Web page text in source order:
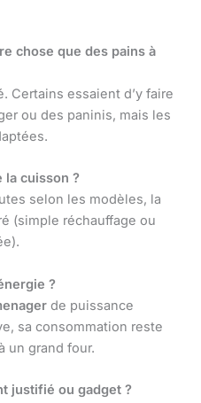
chose que des pains à
Certains essaient d’y faire
ou des paninis, mais les
la cuisson ?
selon les modèles, la
(simple réchauffage ou
?
de puissance
sa consommation reste
un grand four.
justifié ou gadget ?